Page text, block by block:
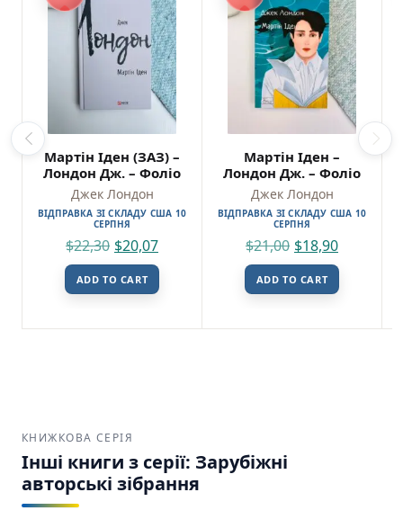
Мартін Іден (ЗАЗ) –
Лондон Дж. – Фоліо
Джек Лондон
ВІДПРАВКА ЗІ СКЛАДУ США 10
СЕРПНЯ
$22,30 $20,07
ADD TO CART
Мартін Іден –
Лондон Дж. – Фоліо
Джек Лондон
ВІДПРАВКА ЗІ СКЛАДУ США 10
СЕРПНЯ
$21,00 $18,90
ADD TO CART
КНИЖКОВА СЕРІЯ
Інші книги з серії: Зарубіжні
авторські зібрання